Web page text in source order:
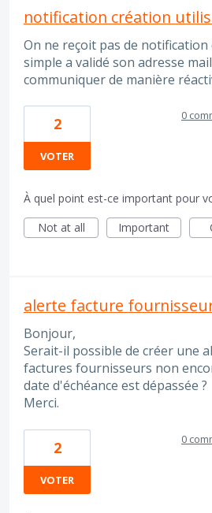
notification création
On ne reçoit pas de
simple a validé son adresse
communiquer de manière
2
VOTER
0
À quel point est-ce important pour
Not at all
Important
alerte facture
Bonjour,
Serait-il possible de créer une
factures fournisseurs non
date d'échéance est dépassée ?
Merci.
2
VOTER
0